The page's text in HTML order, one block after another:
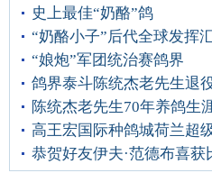
史上最佳“奶酪”鸽
“奶酪小子”后代全球发挥
“娘炮”军团统治赛鸽界
鸽界泰斗陈统杰老先生退
陈统杰老先生70年养鸽生
高王宏国际种鸽城荷兰超
恭贺好友伊夫·范德布喜